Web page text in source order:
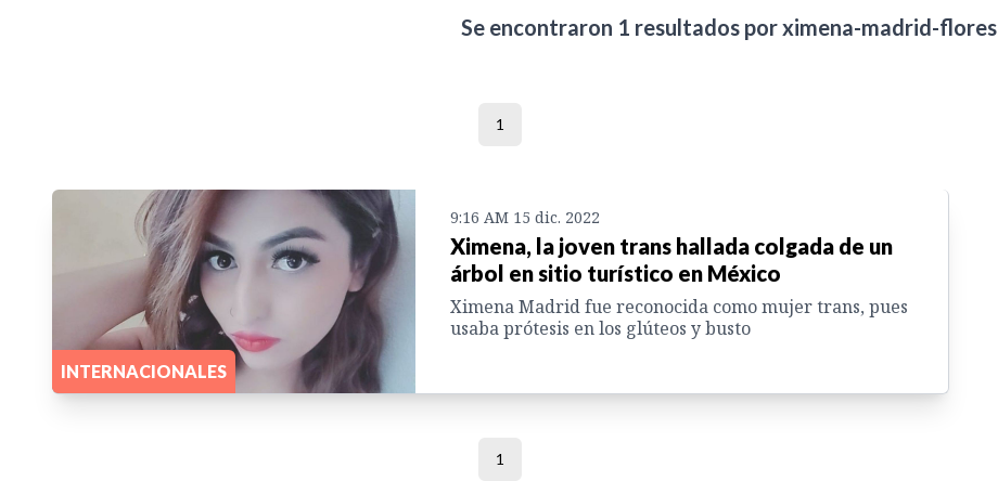
Se encontraron 1 resultados porximena-madrid-flores
1
INTERNACIONALES
9:16 AM 15 dic. 2022
Ximena, la joven trans hallada colgada de un
árbol en sitio turístico en México
Ximena Madrid fue reconocida como mujer trans, pues
usaba prótesis en los glúteos y busto
1